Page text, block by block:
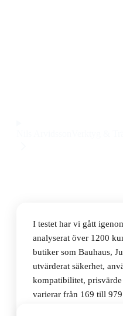
I testet har vi gått
analyserat över 1200
butiker som Bauhaus,
utvärderat säkerhet,
kompatibilitet,
varierar från 169 till